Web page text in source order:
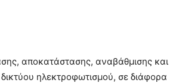
αποκατάστασης, αναβάθμισης και
δικτύου ηλεκτροφωτισμού, σε διάφορα